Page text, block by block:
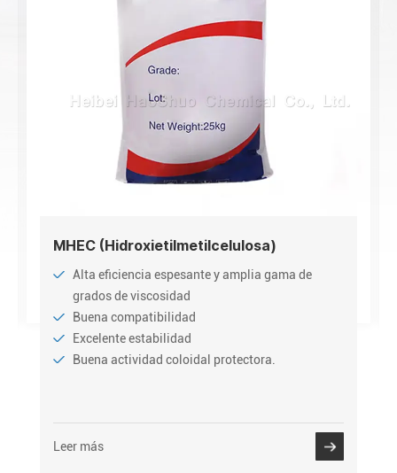
MHEC (Hidroxietilmetilcelulosa)
Alta eficiencia espesante y amplia gama de
grados de viscosidad
Buena compatibilidad
Excelente estabilidad
Buena actividad coloidal protectora.
Leer más